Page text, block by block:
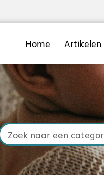
Home Artikelen